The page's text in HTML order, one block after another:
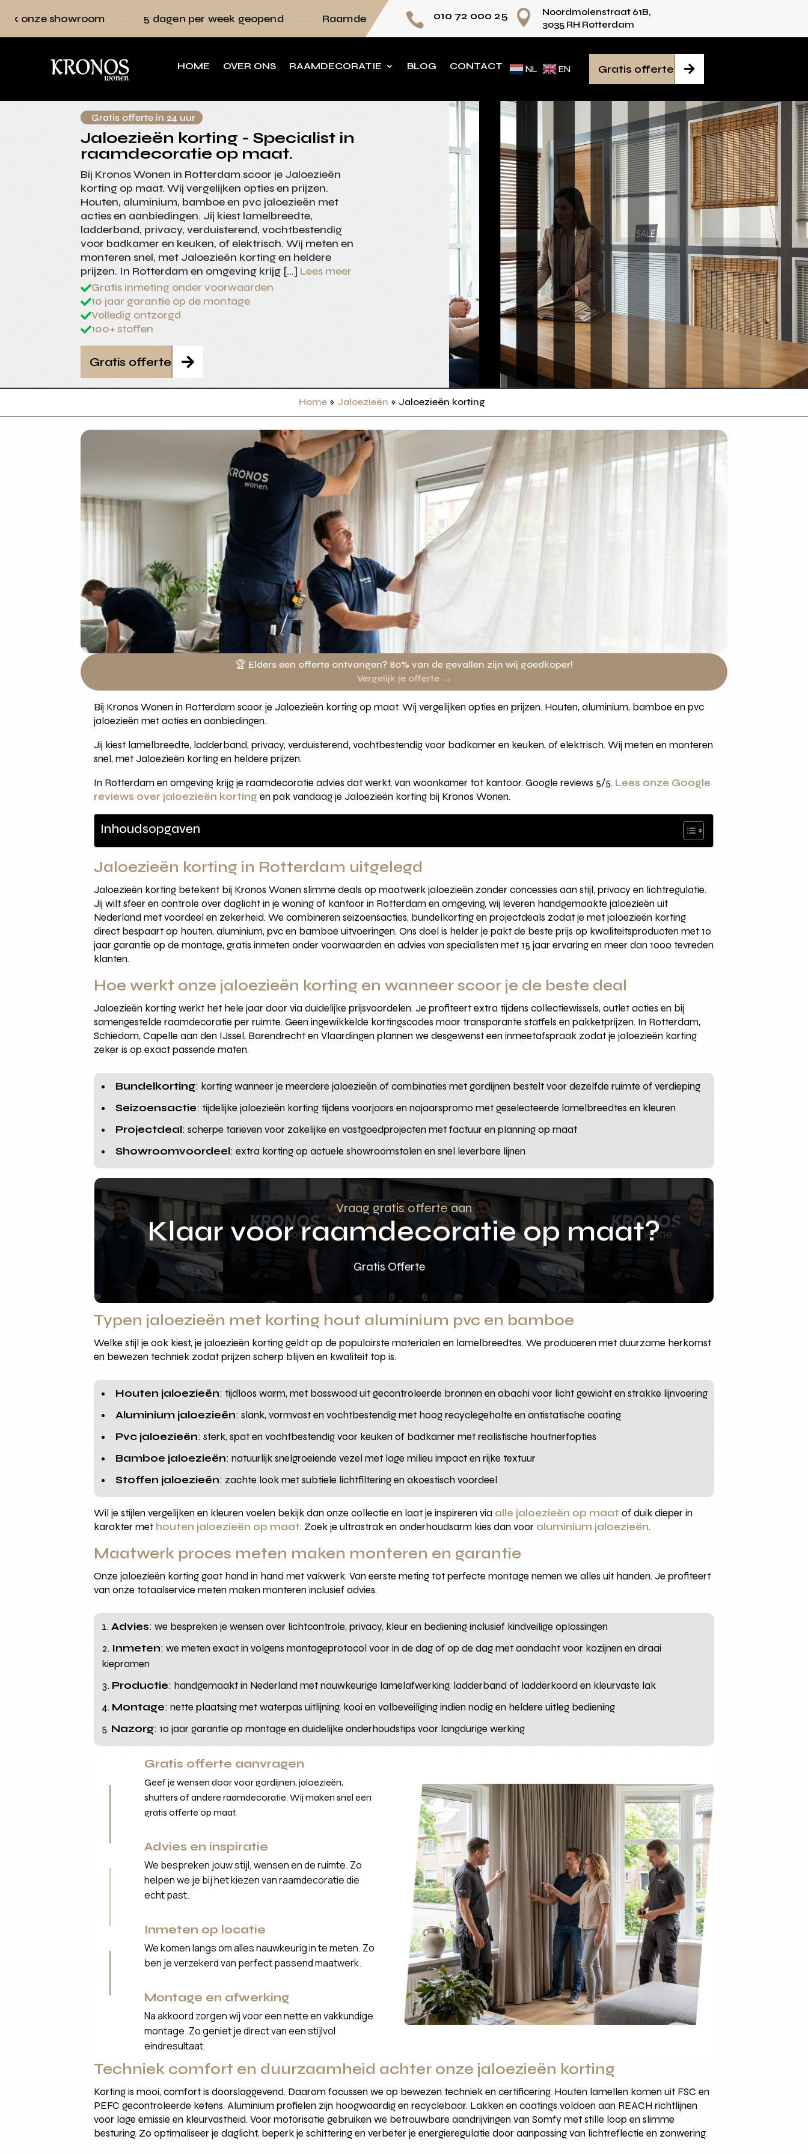
5 dagen per week geopend Raamdecoratie volledig op maat Persoonlijk advies voor iedere ruimte
 010 72 000 25 
Noordmolenstraat 61B,
3035 RH Rotterdam
HOME OVER ONS RAAMDECORATIE BLOG CONTACT NL EN 
Gratis offerte
Gratis offerte in 24 uur
Jaloezieën korting - Specialist in
raamdecoratie op maat.
Bij Kronos Wonen in Rotterdam scoor je Jaloezieën
korting op maat. Wij vergelijken opties en prijzen.
Houten, aluminium, bamboe en pvc jaloezieën met
acties en aanbiedingen. Jij kiest lamelbreedte,
ladderband, privacy, verduisterend, vochtbestendig
voor badkamer en keuken, of elektrisch. Wij meten en
monteren snel, met Jaloezieën korting en heldere
prijzen. In Rotterdam en omgeving krijg […] Lees meer
Gratis inmeting onder voorwaarden
10 jaar garantie op de montage
Volledig ontzorgd
100+ stoffen

Gratis offerte
Home » Jaloezieën » Jaloezieën korting
🏆 Elders een offerte ontvangen? 80% van de gevallen zijn wij goedkoper!
Vergelijk je offerte →
Bij Kronos Wonen in Rotterdam scoor je Jaloezieën korting op maat. Wij vergelijken opties en prijzen. Houten, aluminium, bamboe en pvc
jaloezieën met acties en aanbiedingen.
Jij kiest lamelbreedte, ladderband, privacy, verduisterend, vochtbestendig voor badkamer en keuken, of elektrisch. Wij meten en monteren
snel, met Jaloezieën korting en heldere prijzen.
In Rotterdam en omgeving krijg je raamdecoratie advies dat werkt, van woonkamer tot kantoor. Google reviews 5/5. Lees onze Google
reviews over jaloezieën kortingen pak vandaag je Jaloezieën korting bij Kronos Wonen.
Inhoudsopgaven
Jaloezieën korting in Rotterdam uitgelegd
Jaloezieën korting betekent bij Kronos Wonen slimme deals op maatwerk jaloezieën zonder concessies aan stijl, privacy en lichtregulatie.
Jij wilt sfeer en controle over daglicht in je woning of kantoor in Rotterdam en omgeving, wij leveren handgemaakte jaloezieën uit
Nederland met voordeel en zekerheid. We combineren seizoensacties, bundelkorting en projectdeals zodat je met jaloezieën korting
direct bespaart op houten, aluminium, pvc en bamboe uitvoeringen. Ons doel is helder je pakt de beste prijs op kwaliteitsproducten met 10
jaar garantie op de montage, gratis inmeten onder voorwaarden en advies van specialisten met 15 jaar ervaring en meer dan 1000 tevreden
klanten.
Hoe werkt onze jaloezieën korting en wanneer scoor je de beste deal
Jaloezieën korting werkt het hele jaar door via duidelijke prijsvoordelen. Je profiteert extra tijdens collectiewissels, outlet acties en bij
samengestelde raamdecoratie per ruimte. Geen ingewikkelde kortingscodes maar transparante staffels en pakketprijzen. In Rotterdam,
Schiedam, Capelle aan den IJssel, Barendrecht en Vlaardingen plannen we desgewenst een inmeetafspraak zodat je jaloezieën korting
zeker is op exact passende maten.
Bundelkorting: korting wanneer je meerdere jaloezieën of combinaties met gordijnen bestelt voor dezelfde ruimte of verdieping
Seizoensactie: tijdelijke jaloezieën korting tijdens voorjaars en najaarspromo met geselecteerde lamelbreedtes en kleuren
Projectdeal: scherpe tarieven voor zakelijke en vastgoedprojecten met factuur en planning op maat
Showroomvoordeel: extra korting op actuele showroomstalen en snel leverbare lijnen
Vraag gratis offerte aan
Klaar voor raamdecoratie op maat?
Gratis Offerte
Typen jaloezieën met korting hout aluminium pvc en bamboe
Welke stijl je ook kiest, je jaloezieën korting geldt op de populairste materialen en lamelbreedtes. We produceren met duurzame herkomst
en bewezen techniek zodat prijzen scherp blijven en kwaliteit top is.
Houten jaloezieën: tijdloos warm, met basswood uit gecontroleerde bronnen en abachi voor licht gewicht en strakke lijnvoering
Aluminium jaloezieën: slank, vormvast en vochtbestendig met hoog recyclegehalte en antistatische coating
Pvc jaloezieën: sterk, spat en vochtbestendig voor keuken of badkamer met realistische houtnerfopties
Bamboe jaloezieën: natuurlijk snelgroeiende vezel met lage milieu impact en rijke textuur
Stoffen jaloezieën: zachte look met subtiele lichtfiltering en akoestisch voordeel
Wil je stijlen vergelijken en kleuren voelen bekijk dan onze collectie en laat je inspireren via alle jaloezieën op maat of duik dieper in
karakter met houten jaloezieën op maat. Zoek je ultrastrak en onderhoudsarm kies dan voor aluminium jaloezieën.
Maatwerk proces meten maken monteren en garantie
Onze jaloezieën korting gaat hand in hand met vakwerk. Van eerste meting tot perfecte montage nemen we alles uit handen. Je profiteert
van onze totaalservice meten maken monteren inclusief advies.
Advies: we bespreken je wensen over lichtcontrole, privacy, kleur en bediening inclusief kindveilige oplossingen
Inmeten: we meten exact in volgens montageprotocol voor in de dag of op de dag met aandacht voor kozijnen en draai
kiepramen
Productie: handgemaakt in Nederland met nauwkeurige lamelafwerking, ladderband of ladderkoord en kleurvaste lak
Montage: nette plaatsing met waterpas uitlijning, kooi en valbeveiliging indien nodig en heldere uitleg bediening
Nazorg: 10 jaar garantie op montage en duidelijke onderhoudstips voor langdurige werking
Gratis offerte aanvragen
Geef je wensen door voor gordijnen, jaloezieën,
shutters of andere raamdecoratie. Wij maken snel een
gratis offerte op maat.
Advies en inspiratie
We bespreken jouw stijl, wensen en de ruimte. Zo
helpen we je bij het kiezen van raamdecoratie die
echt past.
Inmeten op locatie
We komen langs om alles nauwkeurig in te meten. Zo
ben je verzekerd van perfect passend maatwerk.
Montage en afwerking
Na akkoord zorgen wij voor een nette en vakkundige
montage. Zo geniet je direct van een stijlvol
eindresultaat.
Techniek comfort en duurzaamheid achter onze jaloezieën korting
Korting is mooi, comfort is doorslaggevend. Daarom focussen we op bewezen techniek en certificering. Houten lamellen komen uit FSC en
PEFC gecontroleerde ketens. Aluminium profielen zijn hoogwaardig en recyclebaar. Lakken en coatings voldoen aan REACH richtlijnen
voor lage emissie en kleurvastheid. Voor motorisatie gebruiken we betrouwbare aandrijvingen van Somfy met stille loop en slimme
besturing. Zo optimaliseer je daglicht, beperk je schittering en verbeter je energieregulatie door aanpassing van lichtreflectie en zonwering.